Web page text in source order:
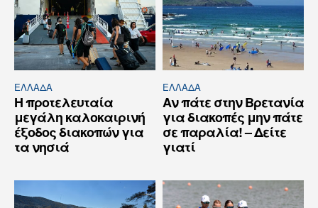
ΕΛΛΆΔΑ
Η προτελευταία
μεγάλη καλοκαιρινή
έξοδος διακοπών για
τα νησιά
ΕΛΛΆΔΑ
Αν πάτε στην Βρετανία
για διακοπές μην πάτε
σε παραλία! – Δείτε
γιατί